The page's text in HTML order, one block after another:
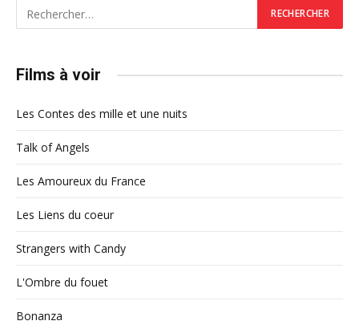
Films à voir
Les Contes des mille et une nuits
Talk of Angels
Les Amoureux du France
Les Liens du coeur
Strangers with Candy
L'Ombre du fouet
Bonanza